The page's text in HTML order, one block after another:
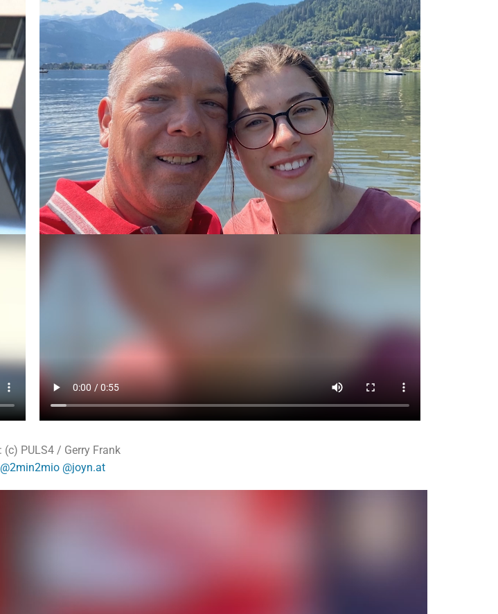
(c) PULS4 / Gerry Frank
@2min2mio @joyn.at